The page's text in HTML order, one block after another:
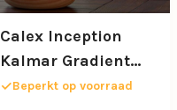
Calex Inception
Kalmar Gradient
black/gold dimbaar
Beperkt op voorraad